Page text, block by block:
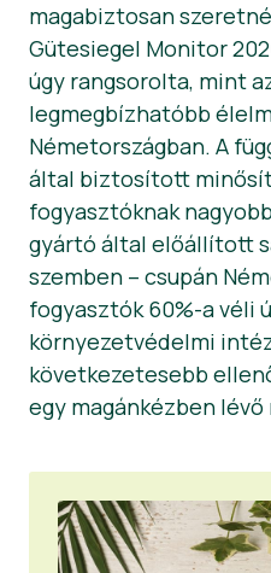
magabiztosan
Gütesiegel Monitor
úgy rangsorolta, mint
legmegbízhatóbb
Németországban. A
által biztosított
fogyasztóknak
gyártó által előállított
szemben – csupán
fogyasztók 60%-a véli
környezetvédelmi
következetesebb
egy magánkézben